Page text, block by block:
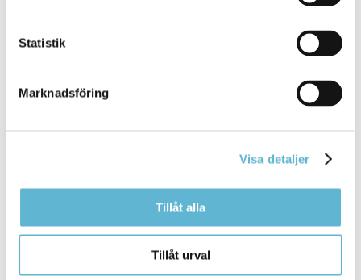
Statistik
Marknadsföring
Visa detaljer
Tillåt alla
Tillåt urval
Besöksadress
Box 18, 295 21 Bromölla
Fax: 0456-82 22 00